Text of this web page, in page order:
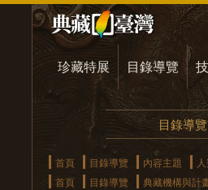
珍藏特展 目錄導覽
目錄導
首頁 目錄導覽 內容主題
首頁
目錄導覽 典藏機構與計